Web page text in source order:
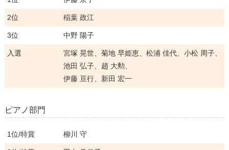
2位 稲葉 政江
3位 中野 陽子
入選
宮塚 晃世、菊地 早姫恵、松浦 佳代、小松 周子、
池田 弘子、趙 大勲、
伊藤 亘行、新田 宏一
ピアノ部門
1位/特賞 柳川 守